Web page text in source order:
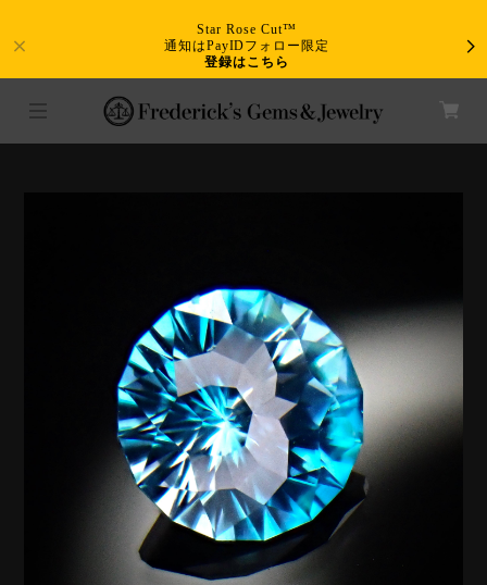
Star Rose Cut™
通知はPayIDフォロー限定
登録はこちら